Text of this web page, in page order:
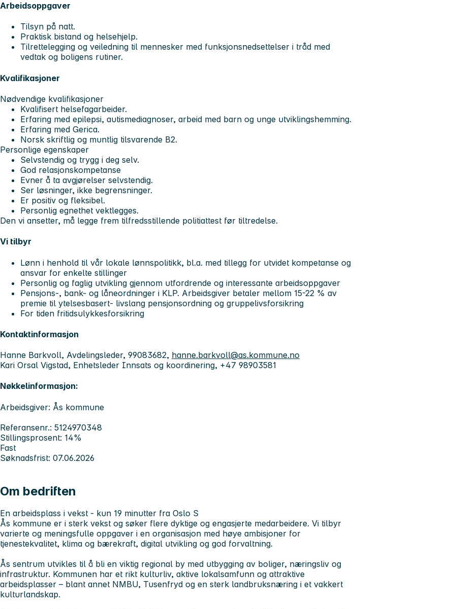
Arbeidsoppgaver
Tilsyn på natt.
Praktisk bistand og helsehjelp.
Tilrettelegging og veiledning til mennesker med funksjonsnedsettelser i tråd med
vedtak og boligens rutiner.
Kvalifikasjoner
Nødvendige kvalifikasjoner
Kvalifisert helsefagarbeider.
Erfaring med epilepsi, autismediagnoser, arbeid med barn og unge utviklingshemming.
Erfaring med Gerica.
Norsk skriftlig og muntlig tilsvarende B2.
Personlige egenskaper
Selvstendig og trygg i deg selv.
God relasjonskompetanse
Evner å ta avgjørelser selvstendig.
Ser løsninger, ikke begrensninger.
Er positiv og fleksibel.
Personlig egnethet vektlegges.
Den vi ansetter, må legge frem tilfredsstillende politiattest før tiltredelse.
Vi tilbyr
Lønn i henhold til vår lokale lønnspolitikk, bl.a. med tillegg for utvidet kompetanse og
ansvar for enkelte stillinger
Personlig og faglig utvikling gjennom utfordrende og interessante arbeidsoppgaver
Pensjons-, bank- og låneordninger i KLP. Arbeidsgiver betaler mellom 15-22 % av
premie til ytelsesbasert- livslang pensjonsordning og gruppelivsforsikring
For tiden fritidsulykkesforsikring
Kontaktinformasjon
Hanne Barkvoll, Avdelingsleder, 99083682, hanne.barkvoll@as.kommune.no
Kari Orsal Vigstad, Enhetsleder Innsats og koordinering, +47 98903581
Nøkkelinformasjon:
Arbeidsgiver: Ås kommune
Referansenr.: 5124970348
Stillingsprosent: 14%
Fast
Søknadsfrist: 07.06.2026
Om bedriften
En arbeidsplass i vekst - kun 19 minutter fra Oslo S
Ås kommune er i sterk vekst og søker flere dyktige og engasjerte medarbeidere. Vi tilbyr
varierte og meningsfulle oppgaver i en organisasjon med høye ambisjoner for
tjenestekvalitet, klima og bærekraft, digital utvikling og god forvaltning.
Ås sentrum utvikles til å bli en viktig regional by med utbygging av boliger, næringsliv og
infrastruktur. Kommunen har et rikt kulturliv, aktive lokalsamfunn og attraktive
arbeidsplasser – blant annet NMBU, Tusenfryd og en sterk landbruksnæring i et vakkert
kulturlandskap.